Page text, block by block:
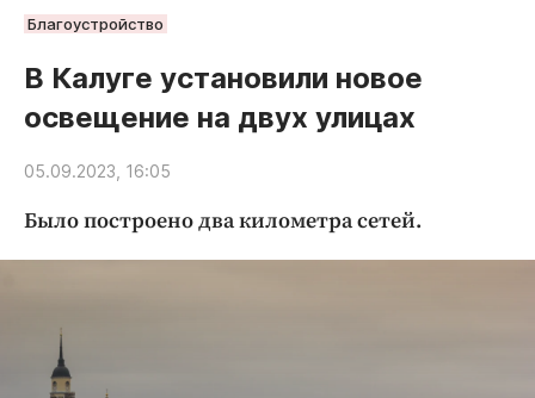
РУБРИКИ
Новости компаний
Статьи
Народные новости
Благоустройство
Образование
Благоустройство
В Калуге установили новое
освещение на двух улицах
05.09.2023, 16:05
Было построено два километра сетей.